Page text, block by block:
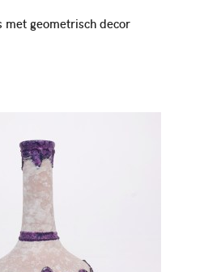
met geometrisch decor